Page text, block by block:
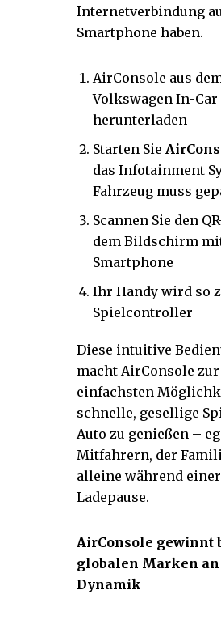
Internetverbindung
Smartphone haben.
AirConsole aus
Volkswagen In-Car
herunterladen
Starten Sie
das Infotainment
Fahrzeug muss
Scannen Sie den
dem Bildschirm
Smartphone
Ihr Handy wird so
Spielcontroller
Diese intuitive
macht AirConsole zur
einfachsten
schnelle, gesellige
Auto zu genießen –
Mitfahrern, der
alleine während einer
Ladepause.
AirConsole gewinnt
globalen Marken an
Dynamik